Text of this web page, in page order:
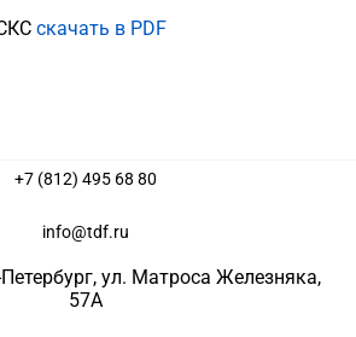
скачать в PDF
+7 (812) 495 68 80
info@tdf.ru
, ул. Матроса Железняка,
57A